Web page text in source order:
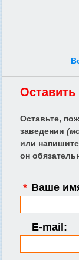
Оставьте,
заведении
или
он
* Ваше
E-mail: